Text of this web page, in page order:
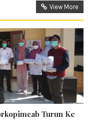
View More
Turun Ke